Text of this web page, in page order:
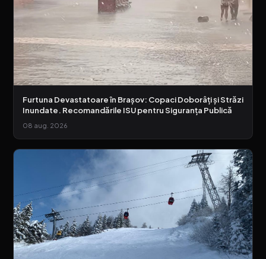
Furtuna Devastatoare în Brașov: Copaci Doborâți și Străzi
Inundate. Recomandările ISU pentru Siguranța Publică
08 aug. 2026